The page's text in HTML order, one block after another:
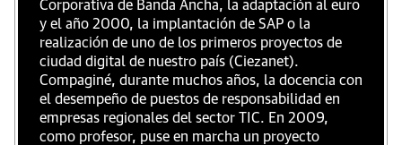
Corporativa de Banda Ancha, la adaptación al euro
y el año 2000, la implantación de SAP o la
realización de uno de los primeros proyectos de
ciudad digital de nuestro país (Ciezanet).
Compaginé, durante muchos años, la docencia con
el desempeño de puestos de responsabilidad en
empresas regionales del sector TIC. En 2009,
como profesor, puse en marcha un proyecto